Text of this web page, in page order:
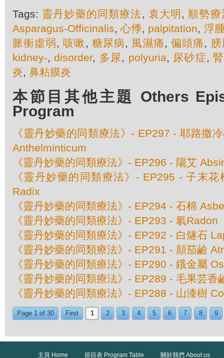
Tags: 靈丹妙藥的同類療法, 袁大明 , 順勢療
Asparagus-Officinalis,心悸, palpitation, 浮
脈衝虛弱, 咳嗽 , 糖尿病, 風濕痛,偏頭痛,
kidney-,disorder, 多尿 , polyuria, 尿砂症,
炎, 鼻粘膜炎
本節目其他主題 Others
Program
《靈丹妙藥的同類療法》- EP297 - 耶路撒
Anthelminticum
《靈丹妙藥的同類療法》- EP296 - 陽艾
《靈丹妙藥的同類療法》- EP295 - 子末
Radix
《靈丹妙藥的同類療法》- EP294 - 石棉
《靈丹妙藥的同類療法》- EP293 - 氡Radon
《靈丹妙藥的同類療法》- EP292 - 白燧石
《靈丹妙藥的同類療法》- EP291 - 顛茄鹼
《靈丹妙藥的同類療法》- EP290 - 鋨金屬
《靈丹妙藥的同類療法》- EP289 - 毛果芸
《靈丹妙藥的同類療法》- EP288 - 山漆樹
Page 1 of 30 First 1 2 3 4 5 6 7 8 9
主頁 Home 節目表 Program Table
關於我們 About us